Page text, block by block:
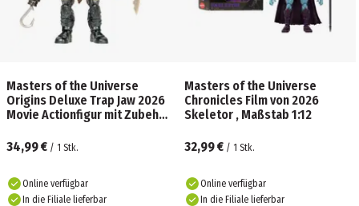
Masters of the Universe
Origins Deluxe Trap Jaw 2026
Movie Actionfigur mit Zubehör
34,99 € / 1 Stk.
Online verfügbar
In die Filiale lieferbar
Masters of the Universe
Chronicles Film von 2026
Skeletor , Maßstab 1:12
32,99 € / 1 Stk.
Online verfügbar
In die Filiale lieferbar